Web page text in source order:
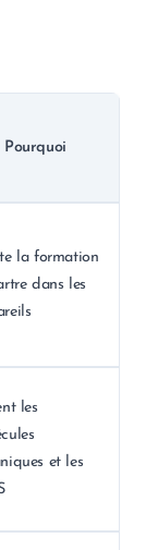
Pourquoi
la formation
dans les
les
et les